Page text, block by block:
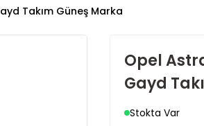
Takım Güneş Marka
Opel
Gayd
Stokta Var